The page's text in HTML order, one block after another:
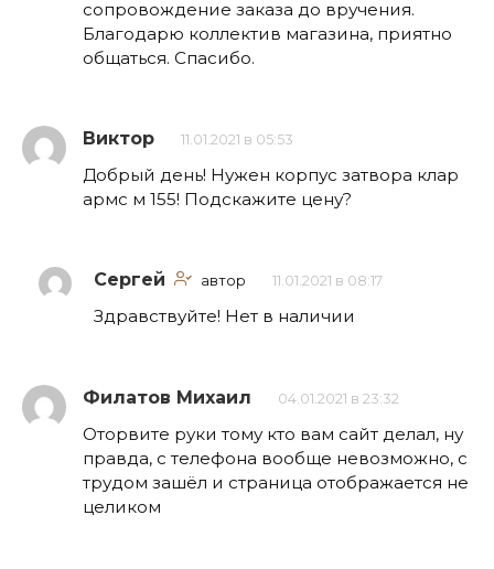
сопровождение заказа до вручения.
Благодарю коллектив магазина, приятно
общаться. Спасибо.
Виктор 11.01.2021 в 05:53
Добрый день! Нужен корпус затвора клар
армс м 155! Подскажите цену?
Сергей автор 11.01.2021 в 08:17
Здравствуйте! Нет в наличии
Филатов Михаил 04.01.2021 в 23:32
Оторвите руки тому кто вам сайт делал, ну
правда, с телефона вообще невозможно, с
трудом зашёл и страница отображается не
целиком